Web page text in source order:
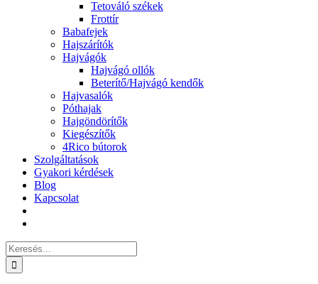
Tetováló székek
Frottír
Babafejek
Hajszárítók
Hajvágók
Hajvágó ollók
Beterítő/Hajvágó kendők
Hajvasalók
Póthajak
Hajgöndörítők
Kiegészítők
4Rico bútorok
Szolgáltatások
Gyakori kérdések
Blog
Kapcsolat
Keresés...